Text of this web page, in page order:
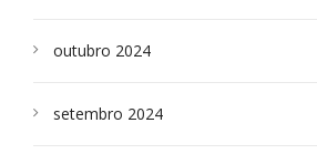
outubro 2024
setembro 2024